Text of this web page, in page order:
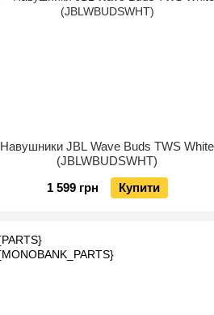
Навушники JBL Wave Buds TWS White
(JBLWBUDSWHT)
1 599 грн
Купити